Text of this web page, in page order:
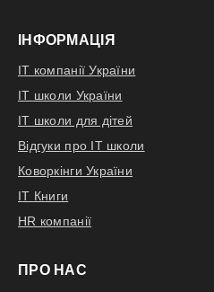
ІНФОРМАЦІЯ
IT компанії України
IT школи України
IT школи для дітей
Відгуки про IT школи
Коворкінги України
IT Книги
HR компанії
ПРО НАС